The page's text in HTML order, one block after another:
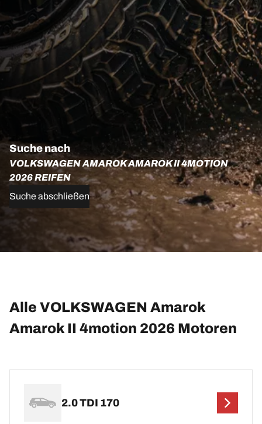
Suche nach
VOLKSWAGEN AMAROK AMAROK II 4MOTION
2026 REIFEN
Suche abschließen
Alle VOLKSWAGEN Amarok
Amarok II 4motion 2026 Motoren
2.0 TDI 170